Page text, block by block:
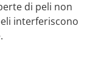
di peli non
interferiscono